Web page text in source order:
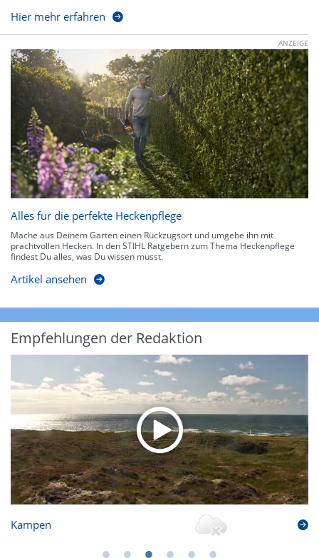
Hier mehr erfahren
ANZEIGE
Alles für die perfekte Heckenpflege
Mache aus Deinem Garten einen Rückzugsort und umgebe ihn mit
prachtvollen Hecken. In den STIHL Ratgebern zum Thema Heckenpflege
findest Du alles, was Du wissen musst.
Artikel ansehen
Empfehlungen der Redaktion
Kampen